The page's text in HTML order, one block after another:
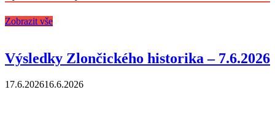
Zobrazit vše
Výsledky Zlončického historika – 7.6.2026
17.6.202616.6.2026